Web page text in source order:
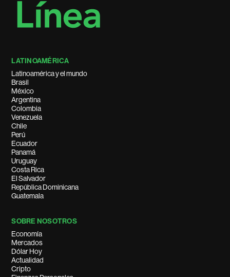
LATINOAMÉRICA
Latinoamérica y el mundo
Brasil
México
Argentina
Colombia
Venezuela
Chile
Perú
Ecuador
Panamá
Uruguay
Costa Rica
El Salvador
República Dominicana
Guatemala
SOBRE NOSOTROS
Economía
Mercados
Dólar Hoy
Actualidad
Cripto